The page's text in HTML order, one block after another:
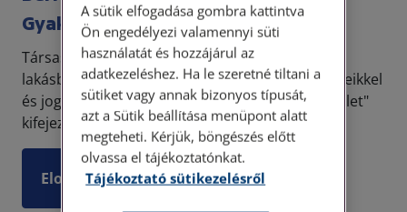
Gyakori jogi tévhitek
Társaságunkat naponta keresik meg ügyfeleink
lakásbérleti szerződésekkel kapcsolatos kérdéseikkel
és jogvitáikkal. Az esetek többségében az "albérlet"
kifejezést használják, ami jogi szempontból gy...
Elolvasom
A sütik elfogadása gombra kattintva
Ön engedélyezi valamennyi süti
használatát és hozzájárul az
adatkezeléshez. Ha le szeretné tiltani a
sütiket vagy annak bizonyos típusát,
azt a Sütik beállítása menüpont alatt
megteheti. Kérjük, böngészés előtt
olvassa el tájékoztatónkat.
Tájékoztató sütikezelésről